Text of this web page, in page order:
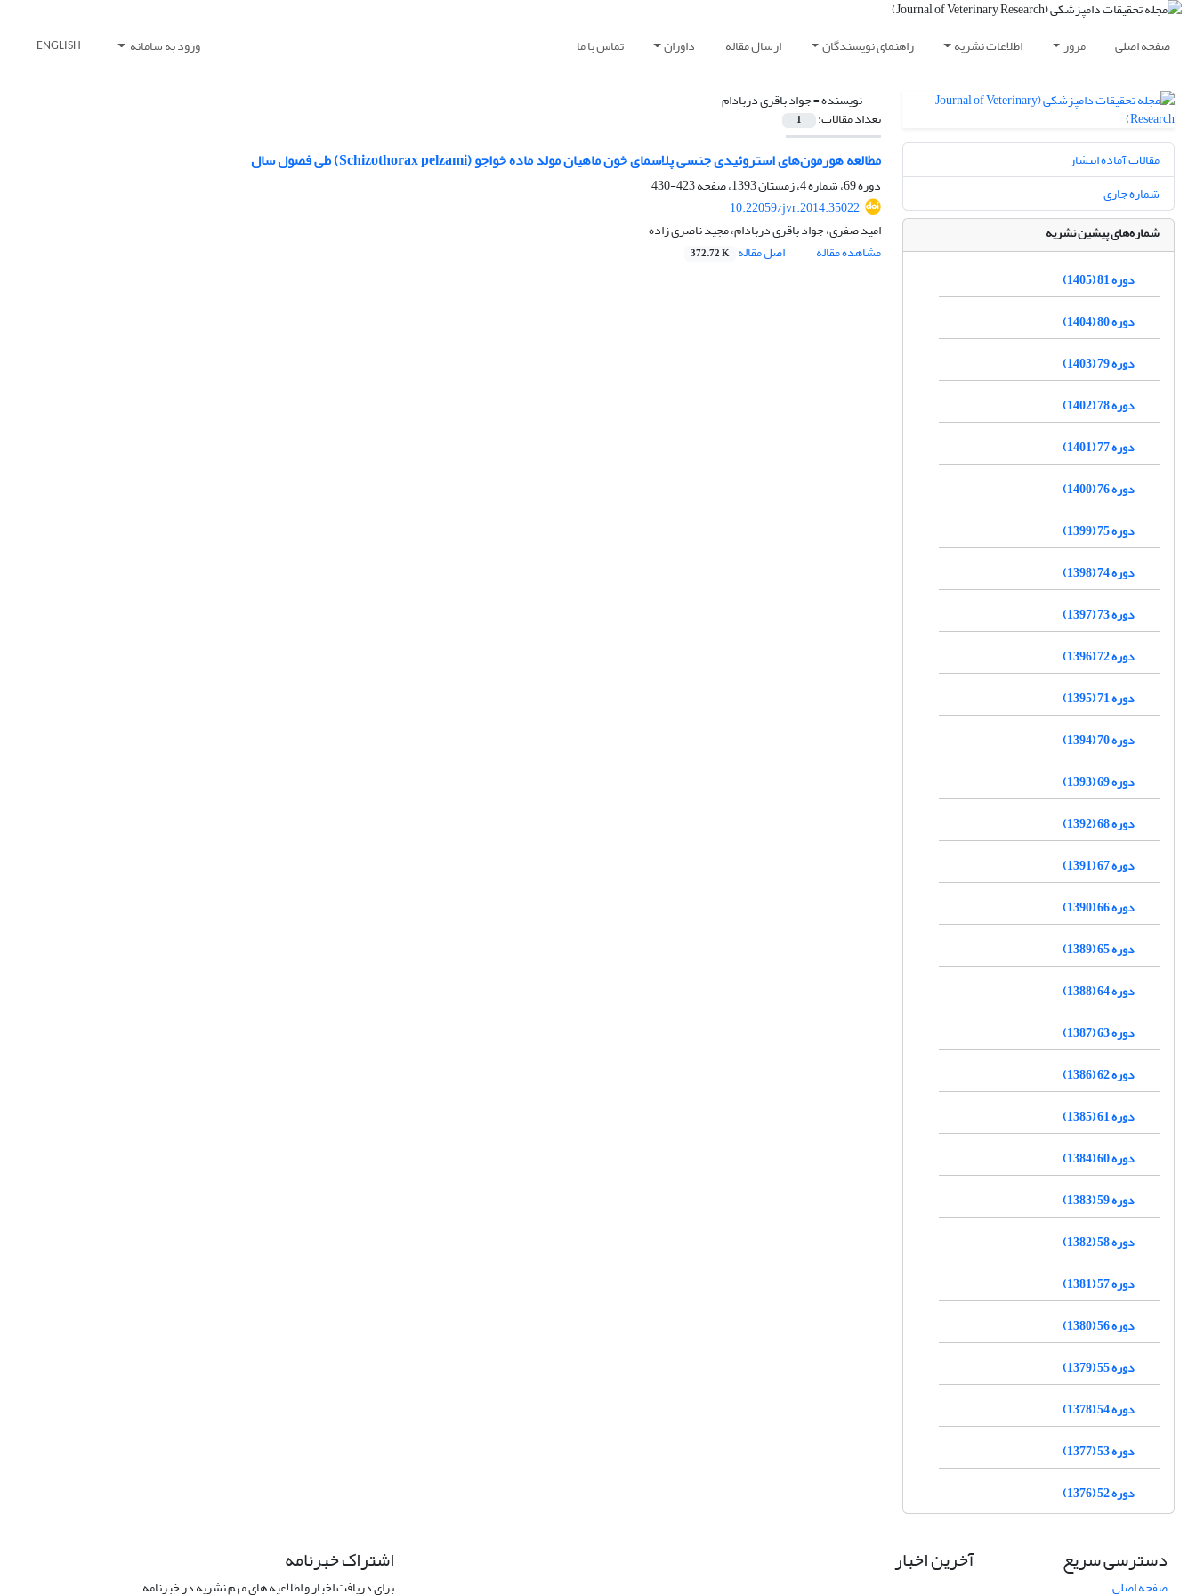
صفحه اصلی مرور اطلاعات نشریه راهنمای نویسندگان ارسال مقاله داوران تماس با ما ورود به سامانه ENGLISH
نویسنده =جواد باقری دربادام
تعداد مقالات: 1
مطالعه هورمون‌های استروئیدی جنسی پلاسمای خون ماهیان مولد ماده خواجو ‌(Schizothorax pelzami) طی فصول سال
دوره 69، شماره 4، زمستان 1393، صفحه
423-430
10.22059/jvr.2014.35022
امید صفری، جواد باقری دربادام، مجید ناصری زاده
مشاهده مقاله
اصل مقاله 372.72 K
مقالات آماده انتشار
شماره جاری
شماره‌های پیشین نشریه
دوره 81 (1405)
دوره 80 (1404)
دوره 79 (1403)
دوره 78 (1402)
دوره 77 (1401)
دوره 76 (1400)
دوره 75 (1399)
دوره 74 (1398)
دوره 73 (1397)
دوره 72 (1396)
دوره 71 (1395)
دوره 70 (1394)
دوره 69 (1393)
دوره 68 (1392)
دوره 67 (1391)
دوره 66 (1390)
دوره 65 (1389)
دوره 64 (1388)
دوره 63 (1387)
دوره 62 (1386)
دوره 61 (1385)
دوره 60 (1384)
دوره 59 (1383)
دوره 58 (1382)
دوره 57 (1381)
دوره 56 (1380)
دوره 55 (1379)
دوره 54 (1378)
دوره 53 (1377)
دوره 52 (1376)
دسترسی سریع
صفحه اصلی
آخرین اخبار اشتراک خبرنامه
برای دریافت اخبار و اطلاعیه های مهم نشریه در خبرنامه